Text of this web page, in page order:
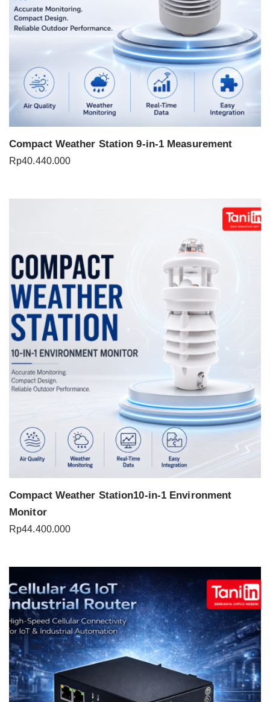
Compact Weather Station 9-in-1 Measurement
Rp40.440.000
Compact Weather Station10-in-1 Environment
Monitor
Rp44.400.000